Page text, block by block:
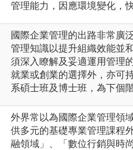
管理能力，因應環境變化，
國際企業管理的出路非常廣
管理知識以提升組織效能並
須深入瞭解及妥適運用管理
就業或創業的選擇外，亦可
系碩士班及博士班，為下個
外界常以為國際企業管理領
供多元的基礎專業管理課程
融領域」、「數位行銷與時